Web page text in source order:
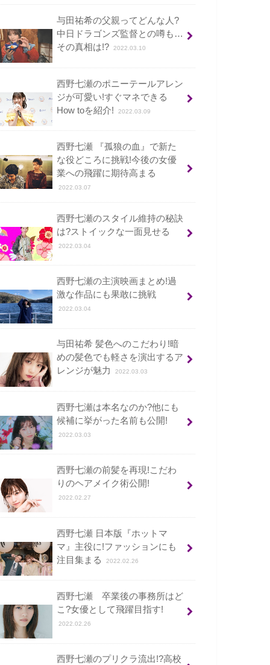
与田祐希の父親ってどんな人?
中日ドラゴンズ監督との噂も…
その真相は!?
2022.03.10
西野七瀬のポニーテールアレン
ジが可愛い!すぐマネできる
How toを紹介!
2022.03.09
西野七瀬 『孤狼の血』で新た
な役どころに挑戦!今後の女優
業への飛躍に期待高まる
2022.03.07
西野七瀬のスタイル維持の秘訣
は?ストイックな一面見せる
2022.03.04
西野七瀬の主演映画まとめ!過
激な作品にも果敢に挑戦
2022.03.04
与田祐希 髪色へのこだわり!暗
めの髪色でも軽さを演出するア
レンジが魅力
2022.03.03
西野七瀬は本名なのか?他にも
候補に挙がった名前も公開!
2022.03.03
西野七瀬の前髪を再現!こだわ
りのヘアメイク術公開!
2022.02.27
西野七瀬 日本版『ホットマ
マ』主役に!ファッションにも
注目集まる
2022.02.26
西野七瀬 卒業後の事務所はど
こ?女優として飛躍目指す!
2022.02.26
西野七瀬のプリクラ流出!?高校